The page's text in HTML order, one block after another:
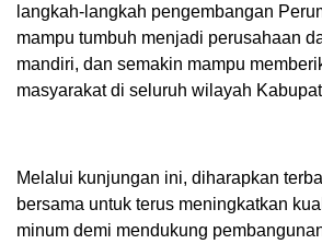
langkah-langkah pengembangan
mampu tumbuh menjadi perusahaan
mandiri, dan semakin mampu
masyarakat di seluruh wilayah
Melalui kunjungan ini, diharapkan
bersama untuk terus meningkatkan
minum demi mendukung